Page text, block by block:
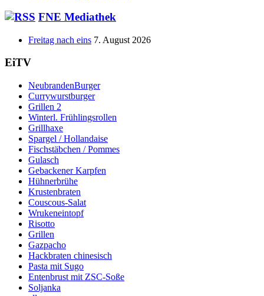
FNE Mediathek
Freitag nach eins 7. August 2026
EiTV
NeubrandenBurger
Currywurstburger
Grillen 2
Winterl. Frühlingsrollen
Grillhaxe
Spargel / Hollandaise
Fischstäbchen / Pommes
Gulasch
Gebackener Karpfen
Hühnerbrühe
Krustenbraten
Couscous-Salat
Wrukeneintopf
Risotto
Grillen
Gazpacho
Hackbraten chinesisch
Pasta mit Sugo
Entenbrust mit ZSC-Soße
Soljanka